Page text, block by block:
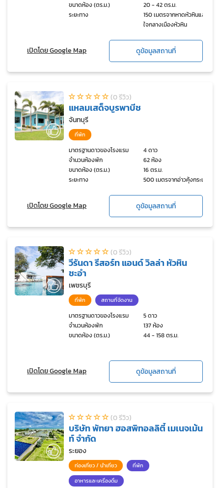
ขนาดห้อง (ตร.ม.)
20 - 42 ตร.ม.
ระยะทาง
150 เมตรจากหาดหัวหินและ
ใจกลางเมืองหัวหิน
เปิดโดย Google Map ดูข้อมูลสถานที่
(0 รีวิว)
แหลมเสด็จบูรพาบีช
จันทบุรี
ที่พัก
มาตรฐานดาวของโรงแรม
4 ดาว
จำนวนห้องพัก
62 ห้อง
ขนาดห้อง (ตร.ม.)
16 ตร.ม.
ระยะทาง
500 เมตรจากอ่าวคุ้งกระเบน
เปิดโดย Google Map ดูข้อมูลสถานที่
(0 รีวิว)
วีรันดา รีสอร์ท แอนด์ วิลล่า หัวหิน
ชะอำ
เพชรบุรี
ที่พัก สถานที่จัดงาน
มาตรฐานดาวของโรงแรม
5 ดาว
จำนวนห้องพัก
137 ห้อง
ขนาดห้อง (ตร.ม.)
44 - 158 ตร.ม.
เปิดโดย Google Map ดูข้อมูลสถานที่
(0 รีวิว)
บริษัท พัทยา ฮอสพิทอลลิตี้ เมเนจเม้น
ท์ จำกัด
ระยอง
ท่องเที่ยว / นำเที่ยว
ที่พัก
อาหารและเครื่องดื่ม